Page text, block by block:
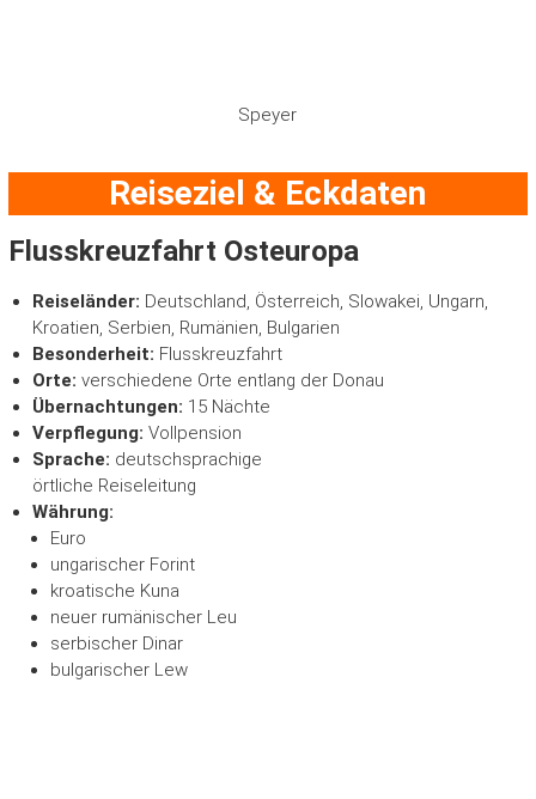
Speyer
Reiseziel & Eckdaten
Flusskreuzfahrt Osteuropa
Reiseländer: Deutschland, Österreich, Slowakei, Ungarn,
Kroatien, Serbien, Rumänien, Bulgarien
Besonderheit: Flusskreuzfahrt
Orte: verschiedene Orte entlang der Donau
Übernachtungen: 15 Nächte
Verpflegung: Vollpension
Sprache: deutschsprachige
örtliche Reiseleitung
Währung:
Euro
ungarischer Forint
kroatische Kuna
neuer rumänischer Leu
serbischer Dinar
bulgarischer Lew